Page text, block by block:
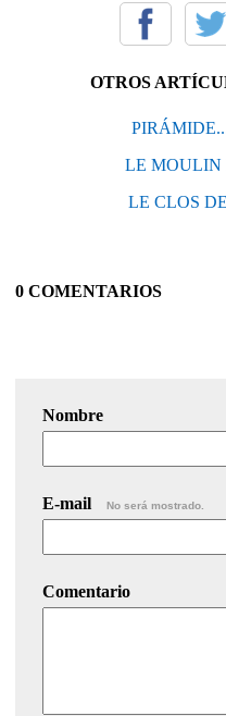
OTROS
LE MOULIN
LE CLOS
0 COMENTARIOS
Nombre
E-mail No será mostrado.
Comentario